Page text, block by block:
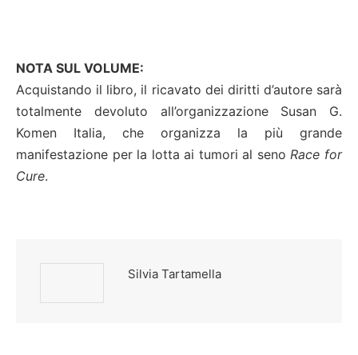
NOTA SUL VOLUME:
Acquistando il libro, il ricavato dei diritti d’autore sarà
totalmente devoluto all’organizzazione Susan G.
Komen Italia, che organizza la più grande
manifestazione per la lotta ai tumori al senoRace for
Cure.
Silvia Tartamella